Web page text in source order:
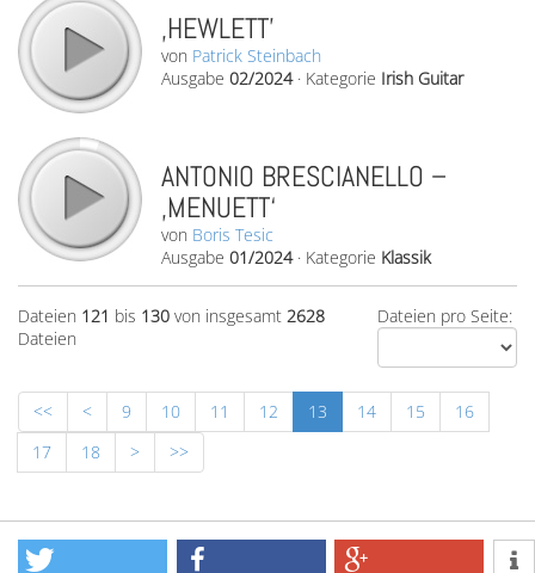
‚HEWLETT’
von Patrick Steinbach
Ausgabe 02/2024· Kategorie Irish Guitar
ANTONIO BRESCIANELLO –
‚MENUETT‘
von Boris Tesic
Ausgabe 01/2024· Kategorie Klassik
Dateien pro Seite:
Dateien 121 bis 130 von insgesamt 2628
Dateien
<< < 9 10 11 12 13 14 15
16
17
18 > >>